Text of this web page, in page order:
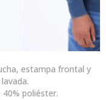
estampa frontal y
poliéster.